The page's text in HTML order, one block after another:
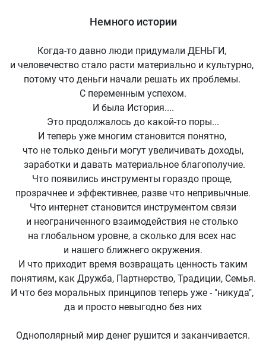
Немного истории
Когда-то давно люди придумали ДЕНЬГИ,
и человечество стало расти материально и культурно,
потому что деньги начали решать их проблемы.
С переменным успехом.
И была История....
Это продолжалось до какой-то поры...
И теперь уже многим становится понятно,
что не только деньги могут увеличивать доходы,
заработки и давать материальное благополучие.
Что появились инструменты гораздо проще,
прозрачнее и эффективнее, разве что непривычные.
Что интернет становится инструментом связи
и неограниченного взаимодействия не столько
на глобальном уровне, а сколько для всех нас
и нашего ближнего окружения.
И что приходит время возвращать ценность таким
понятиям, как Дружба, Партнерство, Традиции, Семья.
И что без моральных принципов теперь уже - "никуда",
да и просто невыгодно без них
Однополярный мир денег рушится и заканчивается.